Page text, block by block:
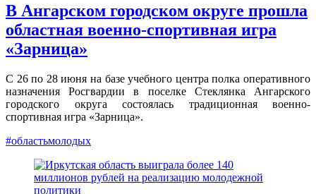
В Ангарском городском округе прошла
областная военно-спортивная игра
«Зарница»
С 26 по 28 июня на базе учебного центра полка оперативного
назначения Росгвардии в поселке Стеклянка Ангарского
городского округа состоялась традиционная военно-
спортивная игра «Зарница».
#областьмолодых